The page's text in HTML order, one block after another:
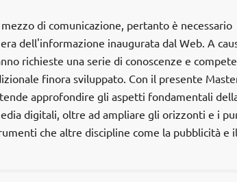
di comunicazione, pertanto è necessario
dell'informazione inaugurata dal Web. A
richieste una serie di conoscenze e
finora sviluppato. Con il presente
approfondire gli aspetti fondamentali
digitali, oltre ad ampliare gli orizzonti e i
che altre discipline come la pubblicità e il